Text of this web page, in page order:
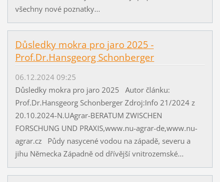
všechny nové poznatky...
Důsledky mokra pro jaro 2025 -
Prof.Dr.Hansgeorg Schonberger
06.12.2024 09:25
Důsledky mokra pro jaro 2025 Autor článku:
Prof.Dr.Hansgeorg Schonberger Zdroj:Info 21/2024 z
20.10.2024-N.UAgrar-BERATUM ZWISCHEN
FORSCHUNG UND PRAXIS,www.nu-agrar-de,www.nu-
agrar.cz Půdy nasycené vodou na západě, severu a
jihu Německa Západně od dřívější vnitrozemské...